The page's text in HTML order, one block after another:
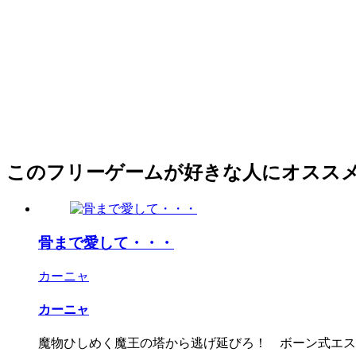
このフリーゲームが好きな人にオスス
骨まで愛して・・・
カーニャ
カーニャ
魔物ひしめく魔王の塔から逃げ延びろ！ ボーン式エ